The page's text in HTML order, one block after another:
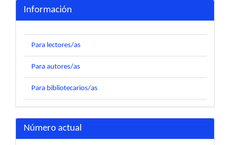
Información
Para lectores/as
Para autores/as
Para bibliotecarios/as
Número actual